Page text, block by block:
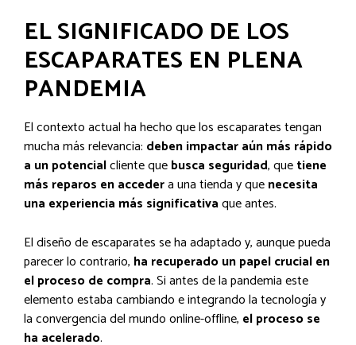
EL SIGNIFICADO DE LOS
ESCAPARATES EN PLENA
PANDEMIA
El contexto actual ha hecho que los escaparates tengan
mucha más relevancia: deben impactar aún más rápido
a un potencialcliente quebusca seguridad, quetiene
más reparos en accedera una tienda y quenecesita
una experiencia más significativaque antes.
El diseño de escaparates se ha adaptado y, aunque pueda
parecer lo contrario, ha recuperado un papel crucial en
el proceso de compra. Si antes de la pandemia este
elemento estaba cambiando e integrando la tecnología y
la convergencia del mundo online-offline, el proceso se
ha acelerado.